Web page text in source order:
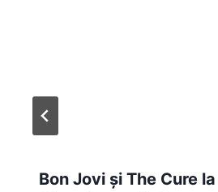
Bon Jovi și The Cure